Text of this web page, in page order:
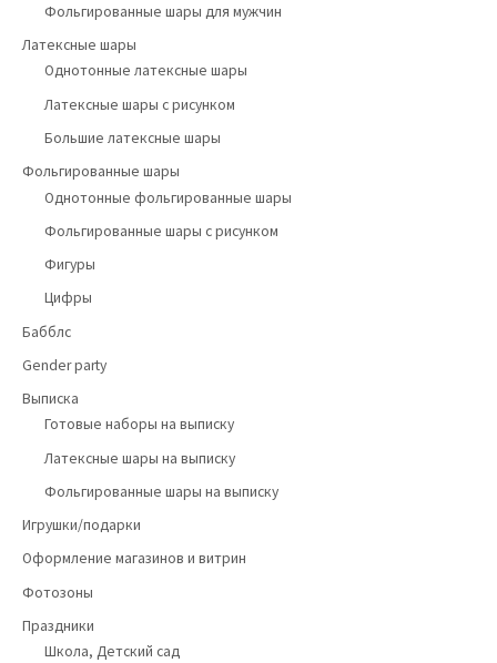
Фольгированные шары для мужчин
Латексные шары
Однотонные латексные шары
Латексные шары с рисунком
Большие латексные шары
Фольгированные шары
Однотонные фольгированные шары
Фольгированные шары с рисунком
Фигуры
Цифры
Бабблс
Gender party
Выписка
Готовые наборы на выписку
Латексные шары на выписку
Фольгированные шары на выписку
Игрушки/подарки
Оформление магазинов и витрин
Фотозоны
Праздники
Школа, Детский сад